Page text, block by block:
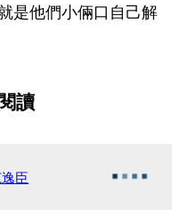
是他們小倆口自己解
讀
臣